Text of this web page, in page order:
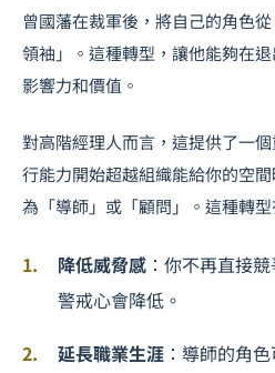
曾國藩在裁軍後，將自己的角色
領袖」。這種轉型，讓他能夠在
影響力和價值。
對高階經理人而言，這提供了一
行能力開始超越組織能給你的空
為「導師」或「顧問」。這種轉型
降低威脅感 ：你不再直接
警戒心會降低。
延長職業生涯 ：導師的角